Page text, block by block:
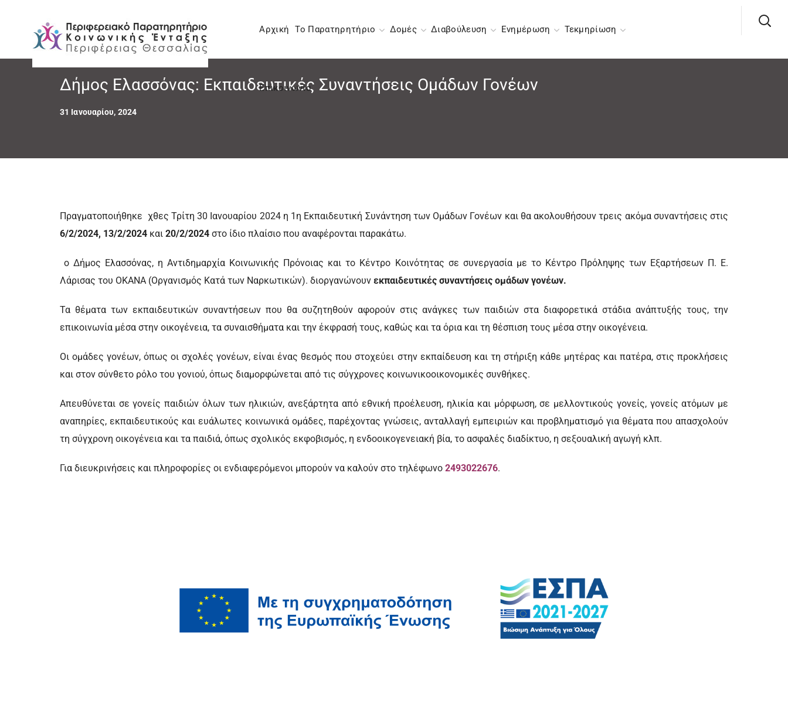
Αρχική Το Παρατηρητήριο Δομές Διαβούλευση Ενημέρωση Τεκμηρίωση
Επικοινωνία
Δήμος Ελασσόνας: Εκπαιδευτικές Συναντήσεις Ομάδων Γονέων
31 Ιανουαρίου, 2024
Πραγματοποιήθηκε χθες Τρίτη 30 Ιανουαρίου 2024 η 1η Εκπαιδευτική Συνάντηση των Ομάδων Γονέων και θα ακολουθήσουν τρεις ακόμα συναντήσεις στις
6/2/2024, 13/2/2024 και 20/2/2024 στο ίδιο πλαίσιο που αναφέρονται παρακάτω.
ο Δήμος Ελασσόνας, η Αντιδημαρχία Κοινωνικής Πρόνοιας και το Κέντρο Κοινότητας σε συνεργασία με το Κέντρο Πρόληψης των Εξαρτήσεων Π. Ε.
Λάρισας του ΟΚΑΝΑ (Οργανισμός Κατά των Ναρκωτικών). διοργανώνουν εκπαιδευτικές συναντήσεις ομάδων γονέων.
Τα θέματα των εκπαιδευτικών συναντήσεων που θα συζητηθούν αφορούν στις ανάγκες των παιδιών στα διαφορετικά στάδια ανάπτυξής τους, την
επικοινωνία μέσα στην οικογένεια, τα συναισθήματα και την έκφρασή τους, καθώς και τα όρια και τη θέσπιση τους μέσα στην οικογένεια.
Οι ομάδες γονέων, όπως οι σχολές γονέων, είναι ένας θεσμός που στοχεύει στην εκπαίδευση και τη στήριξη κάθε μητέρας και πατέρα, στις προκλήσεις
και στον σύνθετο ρόλο του γονιού, όπως διαμορφώνεται από τις σύγχρονες κοινωνικοοικονομικές συνθήκες.
Απευθύνεται σε γονείς παιδιών όλων των ηλικιών, ανεξάρτητα από εθνική προέλευση, ηλικία και μόρφωση, σε μελλοντικούς γονείς, γονείς ατόμων με
αναπηρίες, εκπαιδευτικούς και ευάλωτες κοινωνικά ομάδες, παρέχοντας γνώσεις, ανταλλαγή εμπειριών και προβληματισμό για θέματα που απασχολούν
τη σύγχρονη οικογένεια και τα παιδιά, όπως σχολικός εκφοβισμός, η ενδοοικογενειακή βία, το ασφαλές διαδίκτυο, η σεξουαλική αγωγή κλπ.
Για διευκρινήσεις και πληροφορίες οι ενδιαφερόμενοι μπορούν να καλούν στο τηλέφωνο 2493022676.